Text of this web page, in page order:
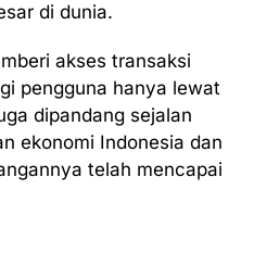
di dunia.
akses transaksi
pengguna hanya lewat
dipandang sejalan
ekonomi Indonesia dan
telah mencapai